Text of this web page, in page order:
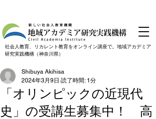
社会人教育、リカレント教育をオンライン講座で。地域アカデミア
研究実践機構（神奈川県）
「オリンピックの近現代
史」の受講生募集中！ 高
Shibuya Akihisa
2024年3月9日 読了時間: 1分